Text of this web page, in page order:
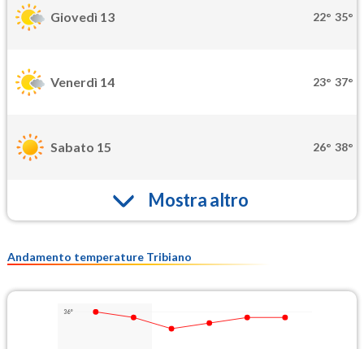
Giovedì 13 22° 35°
Venerdì 14 23° 37°
Sabato 15 26° 38°
Mostra altro
Andamento temperature Tribiano
36°